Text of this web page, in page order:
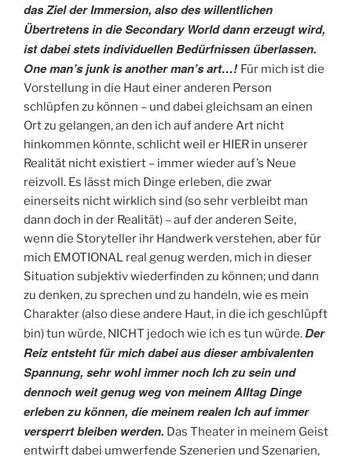
das Ziel der Immersion, also des willentlichen
Übertretens in die Secondary World dann erzeugt wird,
ist dabei stets individuellen Bedürfnissen überlassen.
One man’s junk is another man’s art…! Für mich ist die
Vorstellung in die Haut einer anderen Person
schlüpfen zu können – und dabei gleichsam an einen
Ort zu gelangen, an den ich auf andere Art nicht
hinkommen könnte, schlicht weil er HIER in unserer
Realität nicht existiert – immer wieder auf’s Neue
reizvoll. Es lässt mich Dinge erleben, die zwar
einerseits nicht wirklich sind (so sehr verbleibt man
dann doch in der Realität) – auf der anderen Seite,
wenn die Storyteller ihr Handwerk verstehen, aber für
mich EMOTIONAL real genug werden, mich in dieser
Situation subjektiv wiederfinden zu können; und dann
zu denken, zu sprechen und zu handeln, wie es mein
Charakter (also diese andere Haut, in die ich geschlüpft
bin) tun würde, NICHT jedoch wie ich es tun würde.Der
Reiz entsteht für mich dabei aus dieser ambivalenten
Spannung, sehr wohl immer noch Ich zu sein und
dennoch weit genug weg von meinem Alltag Dinge
erleben zu können, die meinem realen Ich auf immer
versperrt bleiben werden. Das Theater in meinem Geist
entwirft dabei umwerfende Szenerien und Szenarien,